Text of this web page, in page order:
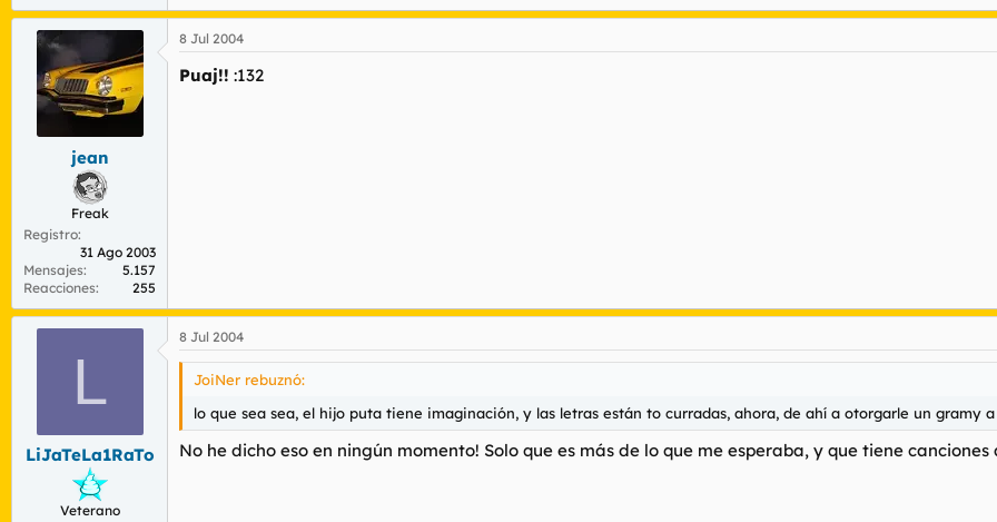
jean
Freak
Registro
31 Ago 2003
Mensajes
5.157
Reacciones
255
8 Jul 2004
Puaj!! :132
L
LiJaTeLa1RaTo
Veterano
8 Jul 2004
JoiNer rebuznó:
lo que sea sea, el hijo puta tiene imaginación, y las letras están to curradas, ahora, de ahí a otorgarle un gramy
No he dicho eso en ningún momento! Solo que es más de lo que me esperaba, y que tiene